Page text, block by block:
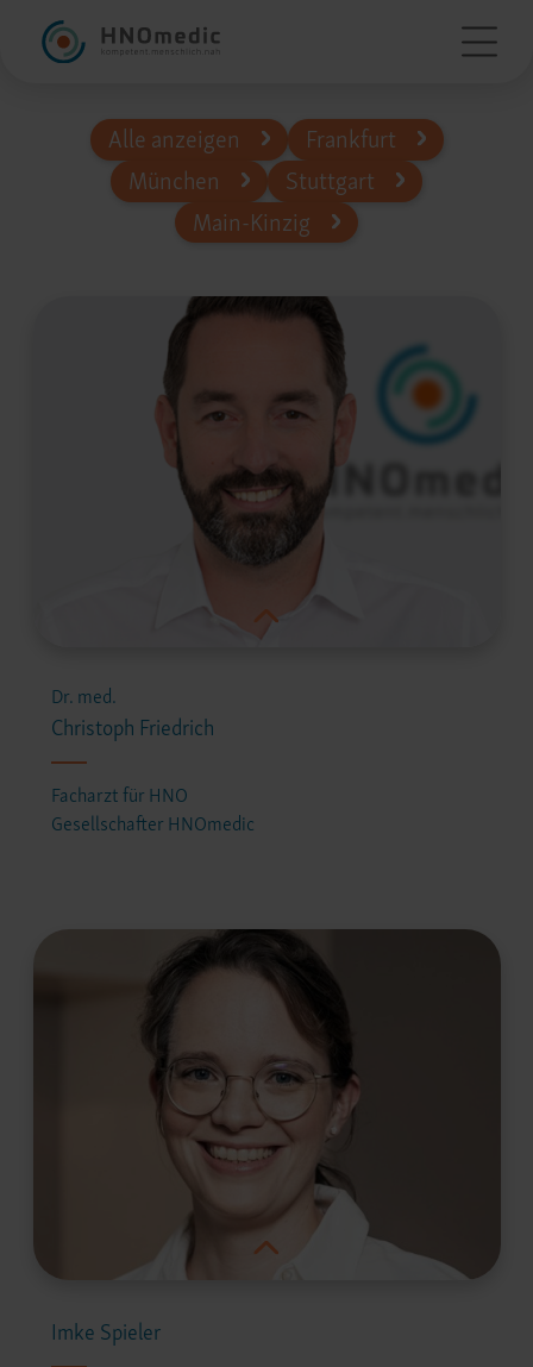
Alle anzeigen
Frankfurt
München
Stuttgart
Main-Kinzig
Dr. med.
Christoph Friedrich
Facharzt für HNO
Gesellschafter HNOmedic
Imke Spieler